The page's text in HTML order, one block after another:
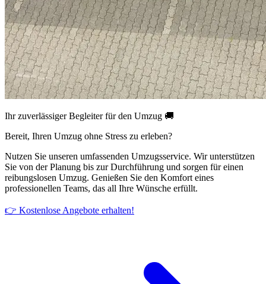
Ihr zuverlässiger Begleiter für den Umzug 🚚
Bereit, Ihren Umzug ohne Stress zu erleben?
Nutzen Sie unseren umfassenden Umzugsservice. Wir unterstützen
Sie von der Planung bis zur Durchführung und sorgen für einen
reibungslosen Umzug. Genießen Sie den Komfort eines
professionellen Teams, das all Ihre Wünsche erfüllt.
👉 Kostenlose Angebote erhalten!